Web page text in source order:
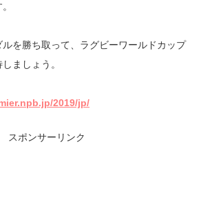
を勝ち取って、ラグビーワールドカップ
ましょう。
2019/jp/
スポンサーリンク